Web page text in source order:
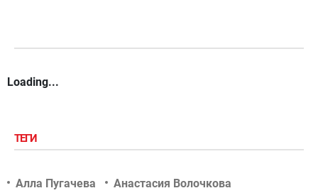
Loading...
ТЕГИ
Алла Пугачева
Анастасия Волочкова